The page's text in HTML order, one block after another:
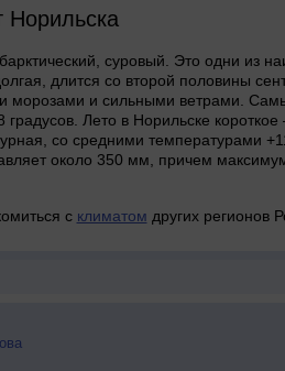
Норильска
суровый. Это одни из
длится со второй половины
морозами и сильными ветрами.
Лето в Норильске
со средними температурами
около 350 мм, причем
с климатом других регионов